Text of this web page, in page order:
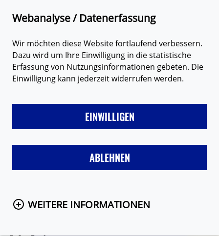
Webanalyse / Datenerfassung
Wir möchten diese Website fortlaufend verbessern.
Dazu wird um Ihre Einwilligung in die statistische
Erfassung von Nutzungsinformationen gebeten. Die
Einwilligung kann jederzeit widerrufen werden.
EINWILLIGEN
ABLEHNEN
WEITERE INFORMATIONEN
EURE MEINUNGEN
Nutzerinnen und -Nutzer. Hast du auch eine
Meinung zu einem unserer Themen? Dann